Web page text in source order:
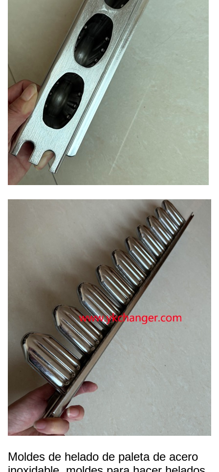
Moldes de helado de paleta de acero